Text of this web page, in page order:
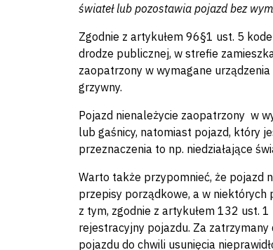
świateł lub pozostawia pojazd bez
Zgodnie z artykułem 96§1 ust. 5
drodze publicznej, w strefie
zaopatrzony w wymagane
grzywny.
Pojazd nienależycie zaopatrzony w
lub gaśnicy, natomiast pojazd, który
przeznaczenia to np. niedziałające
Warto także przypomnieć, że pojazd
przepisy porządkowe, a w
z tym, zgodnie z artykułem 132 ust.
rejestracyjny pojazdu. Za
pojazdu do chwili usunięcia